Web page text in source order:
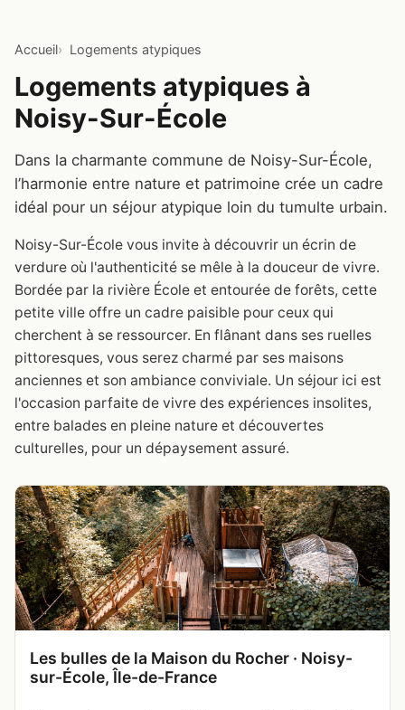
Accueil Logements atypiques
Logements atypiques à
Noisy-Sur-École
Dans la charmante commune de Noisy-Sur-École,
l’harmonie entre nature et patrimoine crée un cadre
idéal pour un séjour atypique loin du tumulte urbain.
Noisy-Sur-École vous invite à découvrir un écrin de
verdure où l'authenticité se mêle à la douceur de vivre.
Bordée par la rivière École et entourée de forêts, cette
petite ville offre un cadre paisible pour ceux qui
cherchent à se ressourcer. En flânant dans ses ruelles
pittoresques, vous serez charmé par ses maisons
anciennes et son ambiance conviviale. Un séjour ici est
l'occasion parfaite de vivre des expériences insolites,
entre balades en pleine nature et découvertes
culturelles, pour un dépaysement assuré.
Les bulles de la Maison du Rocher · Noisy-
sur-École, Île-de-France